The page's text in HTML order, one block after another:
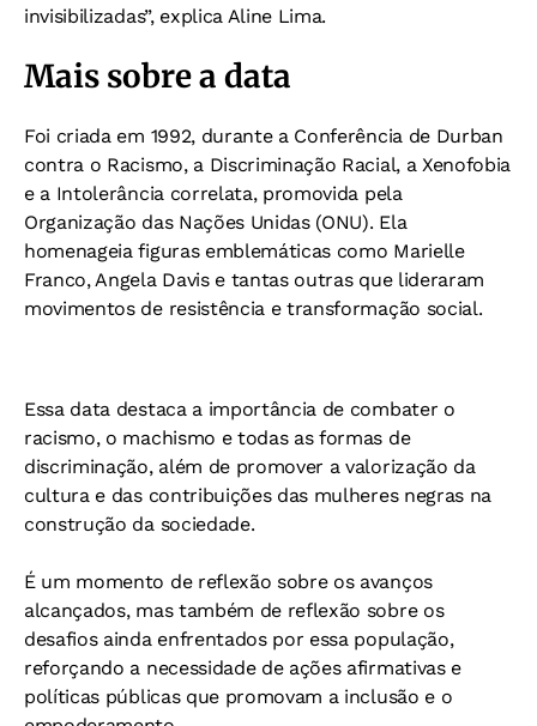
invisibilizadas”, explica Aline Lima.
Mais sobre a data
Foi criada em 1992, durante a Conferência de Durban
contra o Racismo, a Discriminação Racial, a Xenofobia
e a Intolerância correlata, promovida pela
Organização das Nações Unidas (ONU). Ela
homenageia figuras emblemáticas como Marielle
Franco, Angela Davis e tantas outras que lideraram
movimentos de resistência e transformação social.
Essa data destaca a importância de combater o
racismo, o machismo e todas as formas de
discriminação, além de promover a valorização da
cultura e das contribuições das mulheres negras na
construção da sociedade.
É um momento de reflexão sobre os avanços
alcançados, mas também de reflexão sobre os
desafios ainda enfrentados por essa população,
reforçando a necessidade de ações afirmativas e
políticas públicas que promovam a inclusão e o